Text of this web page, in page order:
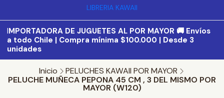
LIBRERIA KAWAII
IMPORTADORA DE JUGUETES AL POR MAYOR 🚚 Envíos
a todo Chile | Compra mínima $100.000 | Desde 3
unidades
Inicio
PELUCHES KAWAII POR MAYOR
PELUCHE MUÑECA PEPONA 45 CM , 3 DEL MISMO POR
MAYOR (W120)